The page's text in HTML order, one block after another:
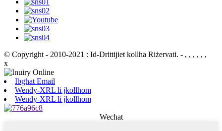
© Copyright - 2010-2021 : Id-Drittijiet kollha Riżervati. - , , , , , ,
x
Ibgħat Email
Wendy-XRL li jkollhom
Wendy-XRL li jkollhom
Wechat